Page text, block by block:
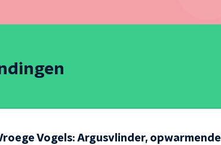
Vogels: Argusvlinder, opwarmende